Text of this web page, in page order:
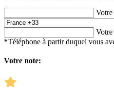
*Téléphone à partir duquel vous
Votre note: